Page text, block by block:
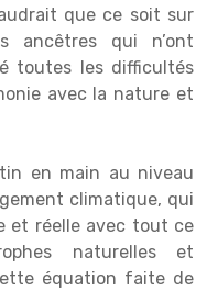
que ce soit sur
ancêtres qui n’ont
toutes les difficultés
avec la nature et
en main au niveau
climatique, qui
et réelle avec tout ce
naturelles et
équation faite de